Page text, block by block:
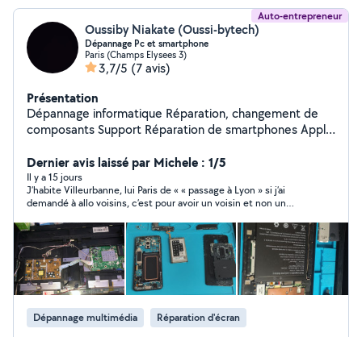
Auto-entrepreneur
Oussiby Niakate (Oussi-bytech)
Dépannage Pc et smartphone
Paris (Champs Elysees 3)
3,7/5 (7 avis)
Présentation
Dépannage informatique Réparation, changement de
composants Support Réparation de smartphones Apple
Dernier avis laissé par Michele : 1/5
Il y a 15 jours
J’habite Villeurbanne, lui Paris de « « passage à Lyon » si j’ai
demandé à allo voisins, c’est pour avoir un voisin et non un
Dépannage multimédia Réparation d'écran